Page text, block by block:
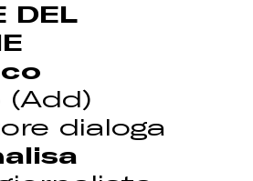
DEL
(Add)
dialoga